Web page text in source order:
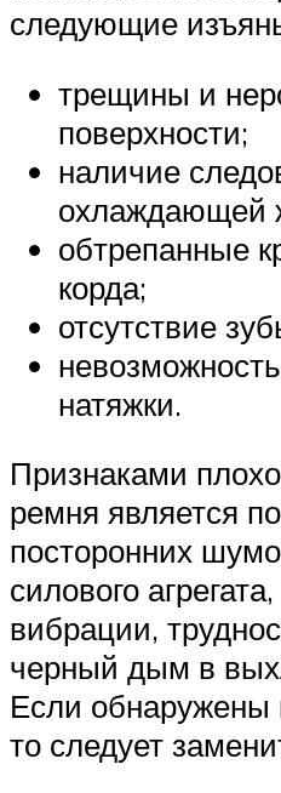
следующие
трещины и
поверхности;
наличие
охлаждающей
обтрепанные
корда;
отсутствие
натяжки.
Признаками
ремня является
посторонних
силового
вибрации,
черный дым в
Если обнаружены
то следует